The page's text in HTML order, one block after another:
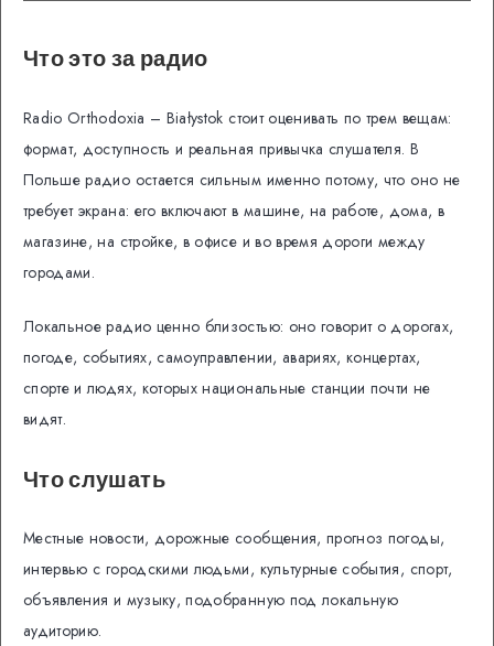
Что это за радио
Radio Orthodoxia – Białystok стоит оценивать по трем вещам:
формат, доступность и реальная привычка слушателя. В
Польше радио остается сильным именно потому, что оно не
требует экрана: его включают в машине, на работе, дома, в
магазине, на стройке, в офисе и во время дороги между
городами.
Локальное радио ценно близостью: оно говорит о дорогах,
погоде, событиях, самоуправлении, авариях, концертах,
спорте и людях, которых национальные станции почти не
видят.
Что слушать
Местные новости, дорожные сообщения, прогноз погоды,
интервью с городскими людьми, культурные события, спорт,
объявления и музыку, подобранную под локальную
аудиторию.